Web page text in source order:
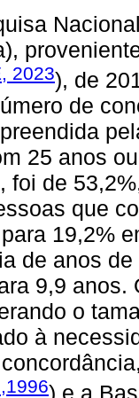
2023), de
de
25 anos
foi de
que
19,2%
de anos
9,9 anos.
o
à
) e a